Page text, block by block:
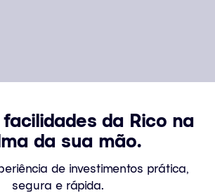
da Rico na
da sua mão.
de investimentos prática,
segura e rápida.